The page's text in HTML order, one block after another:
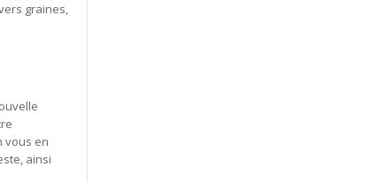
graines,
vous en
ainsi